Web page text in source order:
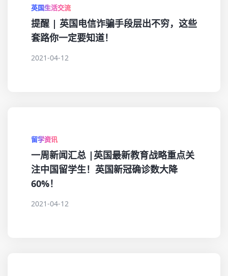
英国生活交流
提醒 | 英国电信诈骗手段层出不穷，这些
套路你一定要知道！
2021-04-12
留学资讯
一周新闻汇总 |英国最新教育战略重点关
注中国留学生！英国新冠确诊数大降
60%！
2021-04-12